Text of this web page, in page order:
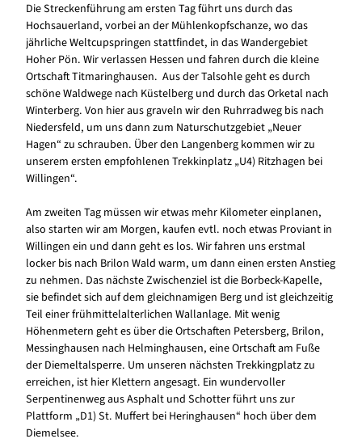
Die Streckenführung am ersten Tag führt uns durch das
Hochsauerland, vorbei an der Mühlenkopfschanze, wo das
jährliche Weltcupspringen stattfindet, in das Wandergebiet
Hoher Pön. Wir verlassen Hessen und fahren durch die kleine
Ortschaft Titmaringhausen. Aus der Talsohle geht es durch
schöne Waldwege nach Küstelberg und durch das Orketal nach
Winterberg. Von hier aus graveln wir den Ruhrradweg bis nach
Niedersfeld, um uns dann zum Naturschutzgebiet „Neuer
Hagen“ zu schrauben. Über den Langenberg kommen wir zu
unserem ersten empfohlenen Trekkinplatz „U4) Ritzhagen bei
Willingen“.
Am zweiten Tag müssen wir etwas mehr Kilometer einplanen,
also starten wir am Morgen, kaufen evtl. noch etwas Proviant in
Willingen ein und dann geht es los. Wir fahren uns erstmal
locker bis nach Brilon Wald warm, um dann einen ersten Anstieg
zu nehmen. Das nächste Zwischenziel ist die Borbeck-Kapelle,
sie befindet sich auf dem gleichnamigen Berg und ist gleichzeitig
Teil einer frühmittelalterlichen Wallanlage. Mit wenig
Höhenmetern geht es über die Ortschaften Petersberg, Brilon,
Messinghausen nach Helminghausen, eine Ortschaft am Fuße
der Diemeltalsperre. Um unseren nächsten Trekkingplatz zu
erreichen, ist hier Klettern angesagt. Ein wundervoller
Serpentinenweg aus Asphalt und Schotter führt uns zur
Plattform „D1) St. Muffert bei Heringhausen“ hoch über dem
Diemelsee.